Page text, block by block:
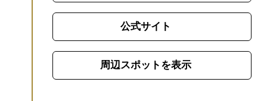
公式サイト
周辺スポットを表示